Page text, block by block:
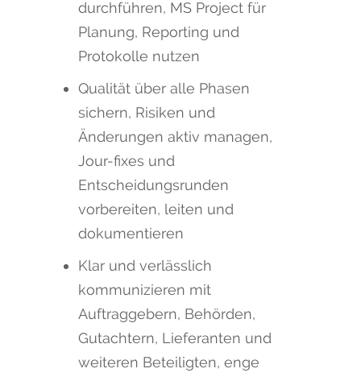
durchführen, MS Project für
Planung, Reporting und
Protokolle nutzen
Qualität über alle Phasen
sichern, Risiken und
Änderungen aktiv managen,
Jour-fixes und
Entscheidungsrunden
vorbereiten, leiten und
dokumentieren
Klar und verlässlich
kommunizieren mit
Auftraggebern, Behörden,
Gutachtern, Lieferanten und
weiteren Beteiligten, enge